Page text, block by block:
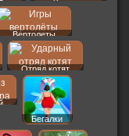
Защита
Вертолеты
Отряд котят
Бегалки